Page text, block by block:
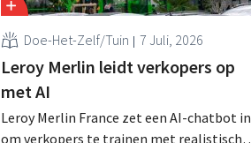
Doe-Het-Zelf/Tuin 7 Juli, 2026
Leroy Merlin leidt verkopers op
met AI
Leroy Merlin France zet een AI-chatbot in
om verkopers te trainen met realistische